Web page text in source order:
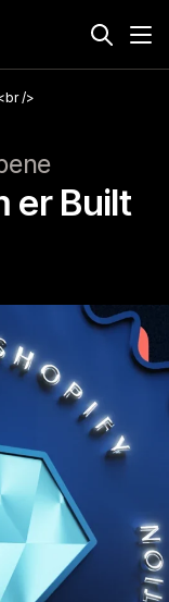
/>
er Built